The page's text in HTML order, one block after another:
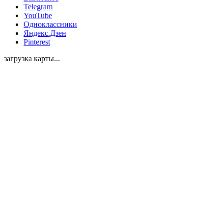
Telegram
YouTube
Одноклассники
Яндекс.Дзен
Pinterest
загрузка карты...